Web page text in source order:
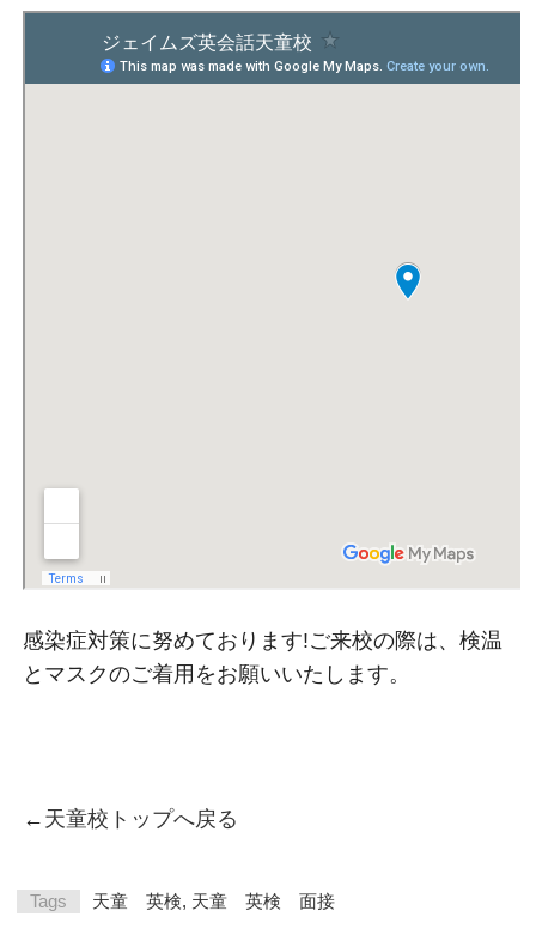
感染症対策に努めております!ご来校の際は、検温
とマスクのご着用をお願いいたします。
← 天童校トップへ戻る
Tags 天童 英検, 天童 英検 面接